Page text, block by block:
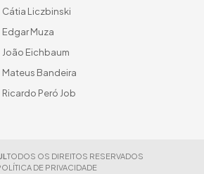
Cátia Liczbinski
Edgar Muza
João Eichbaum
Mateus Bandeira
Ricardo Peró Job
TODOS OS DIREITOS RESERVADOS
DE PRIVACIDADE